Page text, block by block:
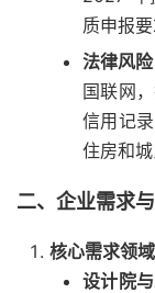
质申报要
法律风险
国联网
信用记
住房和
二、企业需求
核心需求领域
设计院